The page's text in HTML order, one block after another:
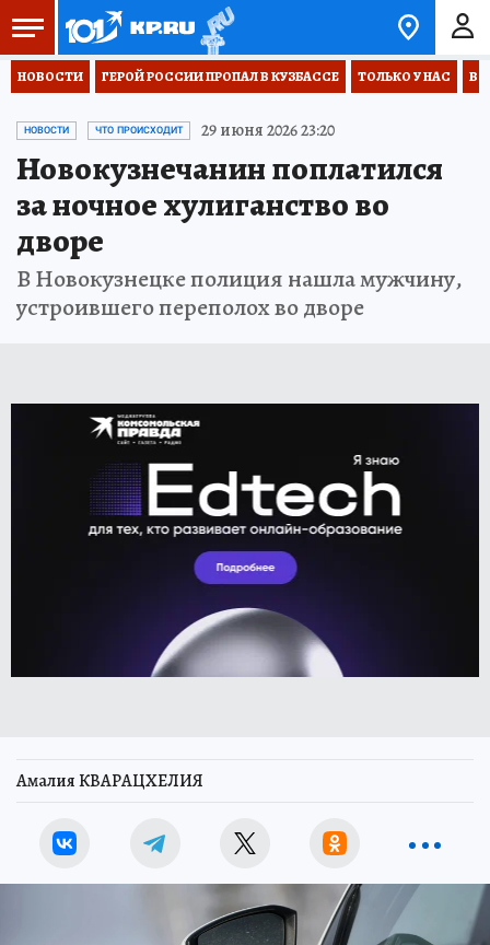
НОВОСТИ ГЕРОЙ РОССИИ ПРОПАЛ В КУЗБАССЕ ТОЛЬКО У НАС
НОВОСТИ ЧТО ПРОИСХОДИТ 29 июня 2026 23:20
Новокузнечанин поплатился
за ночное хулиганство во
дворе
В Новокузнецке полиция нашла мужчину,
устроившего переполох во дворе
Амалия КВАРАЦХЕЛИЯ